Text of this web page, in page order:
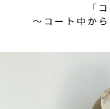
「
〜コート中か